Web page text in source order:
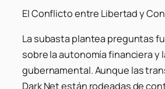
El Conflicto entre Libertad y
La subasta plantea preguntas
sobre la autonomía financiera y
gubernamental. Aunque las
Dark Net están rodeadas de